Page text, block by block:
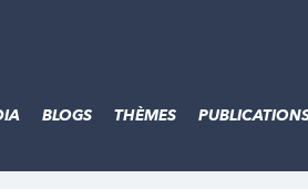
BLOGS THÈMES